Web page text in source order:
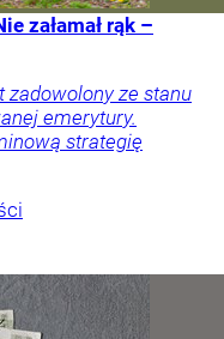
załamał rąk –
zadowolony ze stanu
emerytury.
strategię